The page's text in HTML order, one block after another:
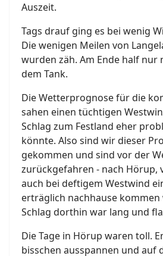
Auszeit.
Tags drauf ging es bei wenig
Die wenigen Meilen von
wurden zäh. Am Ende half nur
dem Tank.
Die Wetterprognose für die
sahen einen tüchtigen
Schlag zum Festland eher
könnte. Also sind wir dieser
gekommen und sind vor der
zurückgefahren - nach Hörup,
auch bei deftigem Westwind
erträglich nachhause
Schlag dorthin war lang und
Die Tage in Hörup waren toll.
bisschen ausspannen und auf